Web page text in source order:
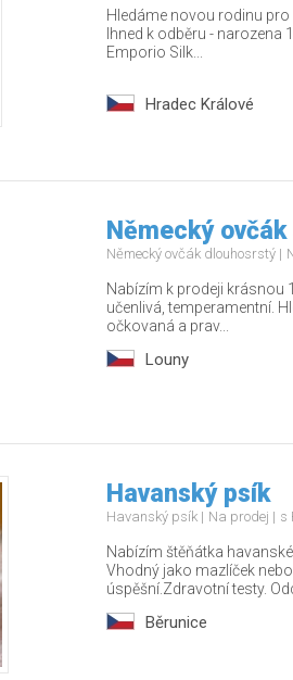
Hledáme novou rodinu pro
Ihned k odběru -
Emporio Silk...
Hradec Králové
Německý ovčák
Německý ovčák dlouhosrstý
Nabízím k prodeji krásnou
učenlivá, temperamentní.
očkovaná a prav...
Louny
Havanský psík
Havanský psík Na prodej s
Nabízím štěňátka
Vhodný jako mazlíček
úspěšní.Zdravotní testy.
Běrunice